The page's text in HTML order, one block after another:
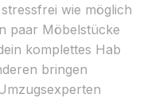
wie möglich
paar Möbelstücke
komplettes Hab
bringen